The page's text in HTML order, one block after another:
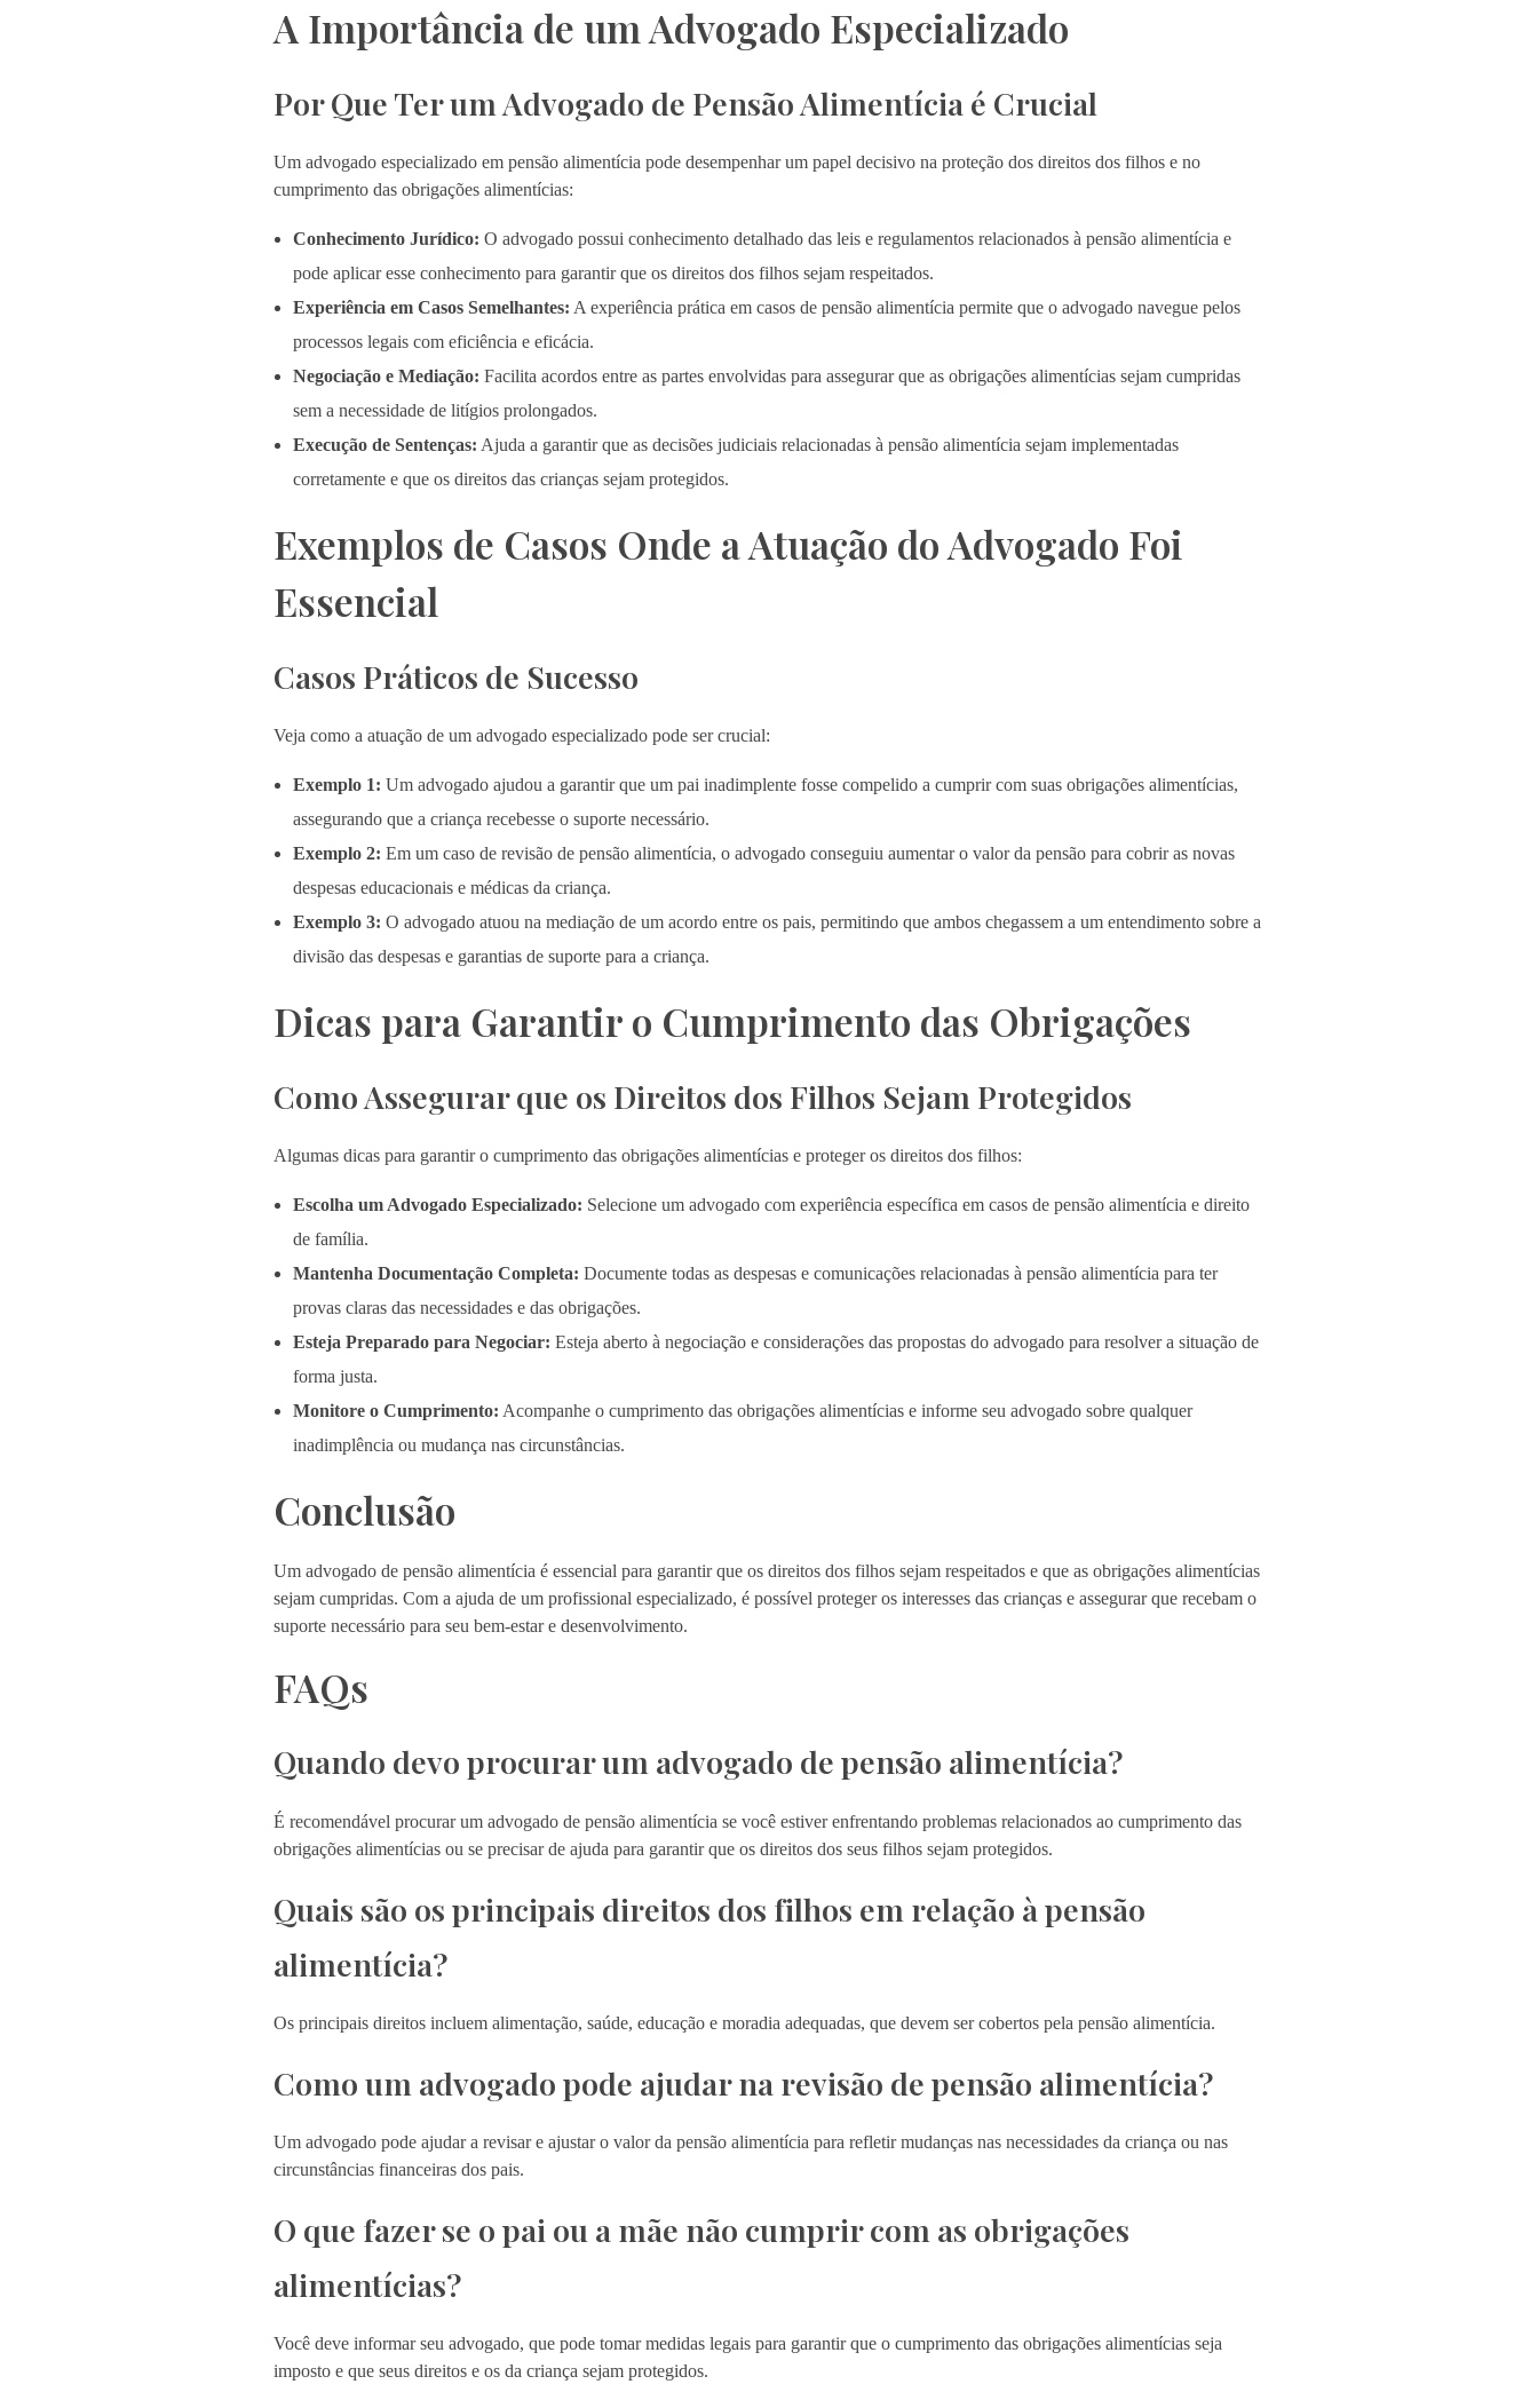
A Importância de um Advogado Especializado
Por Que Ter um Advogado de Pensão Alimentícia é Crucial
Um advogado especializado em pensão alimentícia pode desempenhar um papel decisivo na proteção dos direitos dos filhos e no
cumprimento das obrigações alimentícias:
Conhecimento Jurídico: O advogado possui conhecimento detalhado das leis e regulamentos relacionados à pensão alimentícia e
pode aplicar esse conhecimento para garantir que os direitos dos filhos sejam respeitados.
Experiência em Casos Semelhantes: A experiência prática em casos de pensão alimentícia permite que o advogado navegue pelos
processos legais com eficiência e eficácia.
Negociação e Mediação: Facilita acordos entre as partes envolvidas para assegurar que as obrigações alimentícias sejam cumpridas
sem a necessidade de litígios prolongados.
Execução de Sentenças: Ajuda a garantir que as decisões judiciais relacionadas à pensão alimentícia sejam implementadas
corretamente e que os direitos das crianças sejam protegidos.
Exemplos de Casos Onde a Atuação do Advogado Foi
Essencial
Casos Práticos de Sucesso
Veja como a atuação de um advogado especializado pode ser crucial:
Exemplo 1: Um advogado ajudou a garantir que um pai inadimplente fosse compelido a cumprir com suas obrigações alimentícias,
assegurando que a criança recebesse o suporte necessário.
Exemplo 2: Em um caso de revisão de pensão alimentícia, o advogado conseguiu aumentar o valor da pensão para cobrir as novas
despesas educacionais e médicas da criança.
Exemplo 3: O advogado atuou na mediação de um acordo entre os pais, permitindo que ambos chegassem a um entendimento sobre a
divisão das despesas e garantias de suporte para a criança.
Dicas para Garantir o Cumprimento das Obrigações
Como Assegurar que os Direitos dos Filhos Sejam Protegidos
Algumas dicas para garantir o cumprimento das obrigações alimentícias e proteger os direitos dos filhos:
Escolha um Advogado Especializado: Selecione um advogado com experiência específica em casos de pensão alimentícia e direito
de família.
Mantenha Documentação Completa: Documente todas as despesas e comunicações relacionadas à pensão alimentícia para ter
provas claras das necessidades e das obrigações.
Esteja Preparado para Negociar: Esteja aberto à negociação e considerações das propostas do advogado para resolver a situação de
forma justa.
Monitore o Cumprimento: Acompanhe o cumprimento das obrigações alimentícias e informe seu advogado sobre qualquer
inadimplência ou mudança nas circunstâncias.
Conclusão
Um advogado de pensão alimentícia é essencial para garantir que os direitos dos filhos sejam respeitados e que as obrigações alimentícias
sejam cumpridas. Com a ajuda de um profissional especializado, é possível proteger os interesses das crianças e assegurar que recebam o
suporte necessário para seu bem-estar e desenvolvimento.
FAQs
Quando devo procurar um advogado de pensão alimentícia?
É recomendável procurar um advogado de pensão alimentícia se você estiver enfrentando problemas relacionados ao cumprimento das
obrigações alimentícias ou se precisar de ajuda para garantir que os direitos dos seus filhos sejam protegidos.
Quais são os principais direitos dos filhos em relação à pensão
alimentícia?
Os principais direitos incluem alimentação, saúde, educação e moradia adequadas, que devem ser cobertos pela pensão alimentícia.
Como um advogado pode ajudar na revisão de pensão alimentícia?
Um advogado pode ajudar a revisar e ajustar o valor da pensão alimentícia para refletir mudanças nas necessidades da criança ou nas
circunstâncias financeiras dos pais.
O que fazer se o pai ou a mãe não cumprir com as obrigações
alimentícias?
Você deve informar seu advogado, que pode tomar medidas legais para garantir que o cumprimento das obrigações alimentícias seja
imposto e que seus direitos e os da criança sejam protegidos.